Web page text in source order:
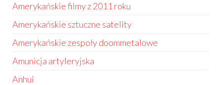
Amerykańskie filmy z 2011 roku
Amerykańskie sztuczne satelity
Amerykańskie zespoły doommetalowe
Amunicja artyleryjska
Anhui